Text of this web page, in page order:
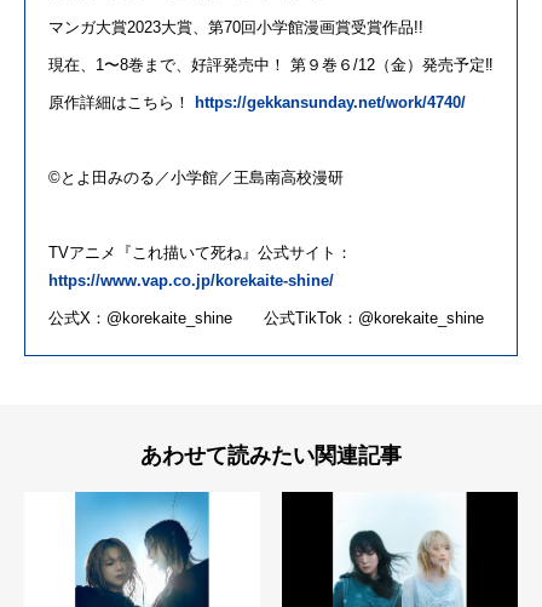
マンガ大賞2023大賞、第70回小学館漫画賞受賞作品!!
現在、 1 〜8巻まで、好評発売中！ 第９巻６ /12 （金）発売予定‼︎
原作詳細はこちら！ https://gekkansunday.net/work/4740/
©とよ田みのる／小学館／王島南高校漫研
TVアニメ 『 これ描いて死ね 』公式サイト：
https://www.vap.co.jp/korekaite-shine/
公式X ： @korekaite_shine 公式TikTok ： @korekaite_shine
あわせて読みたい関連記事